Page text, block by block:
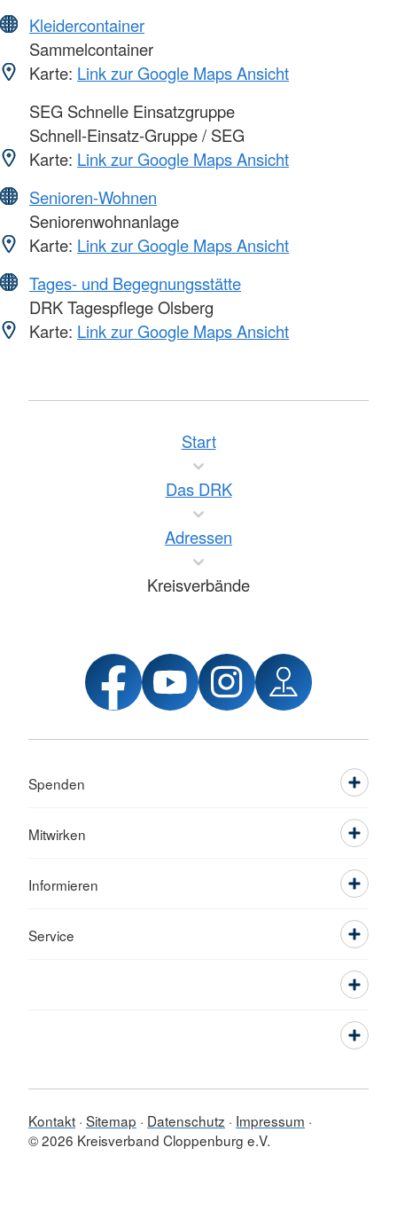
Kleidercontainer
Sammelcontainer
Karte: Link zur Google Maps Ansicht
SEG Schnelle Einsatzgruppe
Schnell-Einsatz-Gruppe / SEG
Karte: Link zur Google Maps Ansicht
Senioren-Wohnen
Seniorenwohnanlage
Karte: Link zur Google Maps Ansicht
Tages- und Begegnungsstätte
DRK Tagespflege Olsberg
Karte: Link zur Google Maps Ansicht
Start
Das DRK
Adressen
Kreisverbände
Spenden
Mitwirken
Informieren
Service
Kontakt Sitemap Datenschutz
Impressum
© 2026 Kreisverband Cloppenburg e.V.